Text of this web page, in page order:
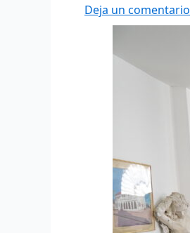
Deja un comentario